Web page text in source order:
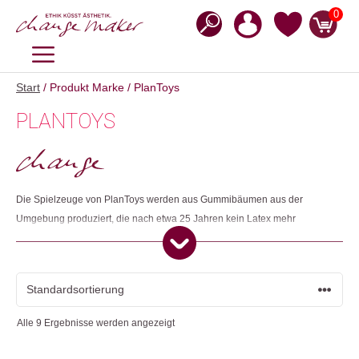
Inhalt
0
MENÜ
Start / Produkt Marke / PlanToys
PLANTOYS
Die Spielzeuge von PlanToys werden aus Gummibäumen aus der
Umgebung produziert, die nach etwa 25 Jahren kein Latex mehr
produzieren und für die Industrie unbrauchbar sind. Die Spielzeuge
werden mit organischer und umweltfreundlicher Farbe bemalt. Überreste
aus der Produktion verwenden sie für ihren Biomass-Generator, der
damit für die ganze Fabrik und umliegende Dörfer Strom erzeugt.
Alle 9 Ergebnisse werden angezeigt